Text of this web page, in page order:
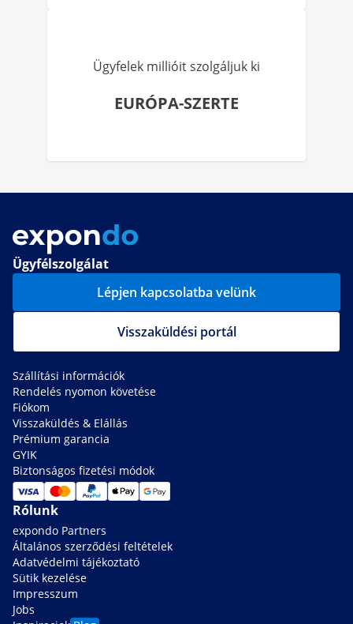
Ügyfelek millióit szolgáljuk ki
EURÓPA-SZERTE
Ügyfélszolgálat
Lépjen kapcsolatba velünk
Visszaküldési portál
Szállítási információk
Rendelés nyomon követése
Fiókom
Visszaküldés & Elállás
Prémium garancia
GYIK
Biztonságos fizetési módok
Rólunk
expondo Partners
Általános szerződési feltételek
Adatvédelmi tájékoztató
Sütik kezelése
Impresszum
Jobs